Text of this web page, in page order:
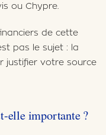
ou Chypre.
de cette
pas le sujet : la
justifier votre source
elle importante ?